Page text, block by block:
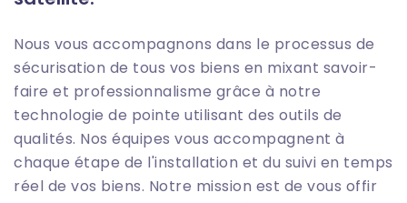
Nous vous accompagnons dans le processus de
sécurisation de tous vos biens en mixant savoir-
faire et professionnalisme grâce à notre
technologie de pointe utilisant des outils de
qualités. Nos équipes vous accompagnent à
chaque étape de l'installation et du suivi en temps
réel de vos biens. Notre mission est de vous offir